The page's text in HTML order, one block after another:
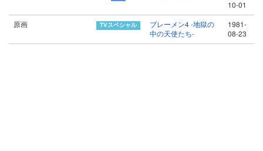
10-01
原画
ブレーメン4 -地獄の
中の天使たち-
1981-
08-23